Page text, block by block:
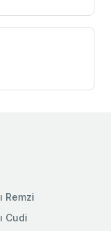
Remzi
Cudi